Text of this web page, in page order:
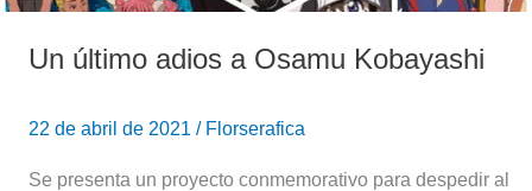
Un último adios a Osamu Kobayashi
22 de abril de 2021 / Florserafica
Se presenta un proyecto conmemorativo para despedir al